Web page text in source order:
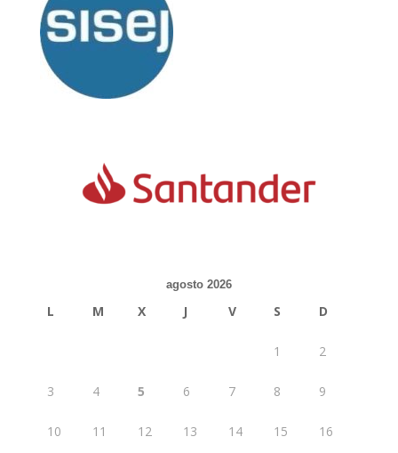
agosto 2026
L M X J V S D
1 2
3 4 5 6 7 8 9
10 11 12 13 14 15 16